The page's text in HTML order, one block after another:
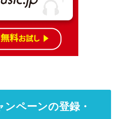
ペーンの登録・